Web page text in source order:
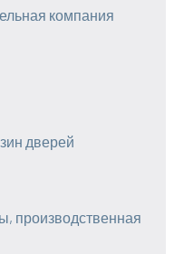
компания
дверей
производственная